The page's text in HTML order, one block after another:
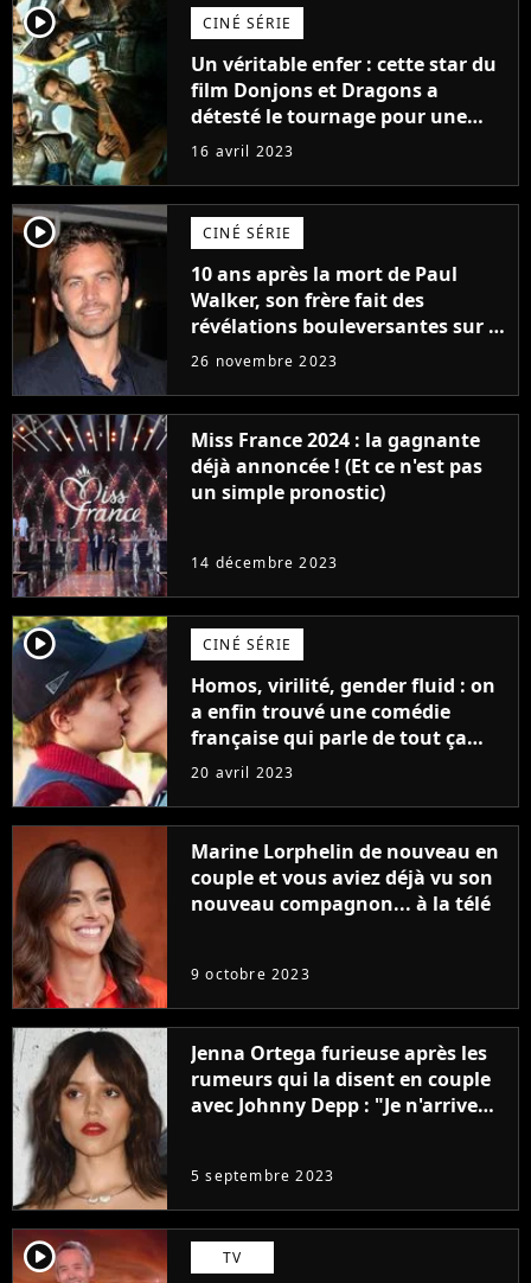
player2 CINÉ SÉRIE
Un véritable enfer : cette star du
film Donjons et Dragons a
détesté le tournage pour une
raison très spéciale
16 avril 2023
player2 CINÉ SÉRIE
10 ans après la mort de Paul
Walker, son frère fait des
révélations bouleversantes sur la
réaction des acteurs de Fast and
26 novembre 2023
Miss France 2024 : la gagnante
déjà annoncée ! (Et ce n'est pas
un simple pronostic)
14 décembre 2023
player2 CINÉ SÉRIE
Homos, virilité, gender fluid : on
a enfin trouvé une comédie
française qui parle de tout ça
sans être super ringarde
20 avril 2023
Marine Lorphelin de nouveau en
couple et vous aviez déjà vu son
nouveau compagnon... à la télé
9 octobre 2023
Jenna Ortega furieuse après les
rumeurs qui la disent en couple
avec Johnny Depp : "Je n'arrive
5 septembre 2023
player2 TV